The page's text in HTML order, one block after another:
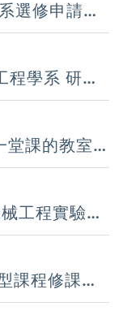
選修申請至
程學系 研究
21)
堂課的教室
工程實驗
定要出席
課程修課須